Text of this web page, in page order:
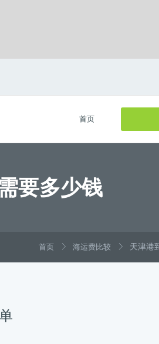
首页
要多少钱
首页 海运费比较 天津港